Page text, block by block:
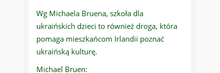
Wg Michaela Bruena, szkoła dla
ukraińskich dzieci to również droga, która
pomaga mieszkańcom Irlandii poznać
ukraińską kulturę.
Michael Bruen: